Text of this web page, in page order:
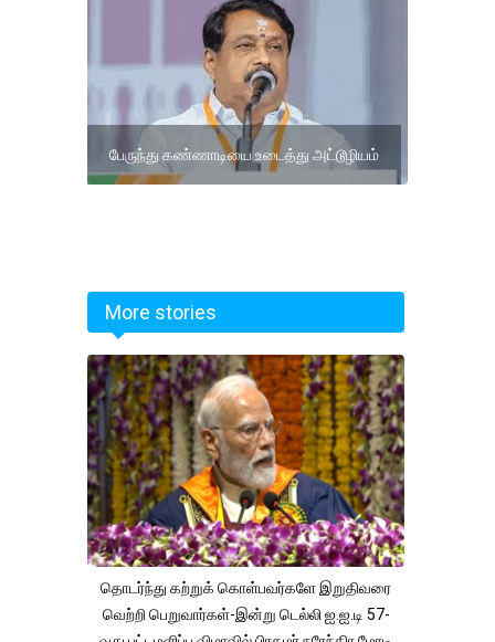
பேருந்து கண்ணாடியை உடைத்து அட்டூழியம்
More stories
தொடர்ந்து கற்றுக் கொள்பவர்களே இறுதிவரை
வெற்றி பெறுவார்கள்-இன்று டெல்லி ஐ.ஐ.டி 57-